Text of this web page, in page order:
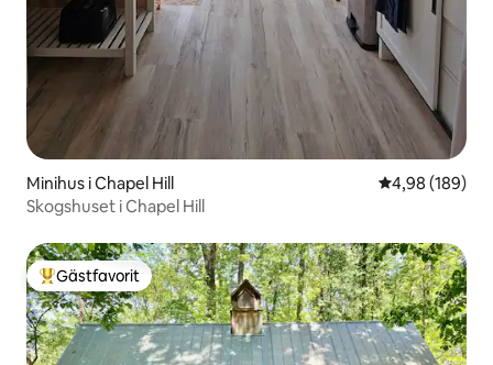
Minihus i Chapel Hill 4,98 av 5 i
4,98 (189)
Skogshuset i Chapel Hill
Populär gästfavorit
Gästfavorit